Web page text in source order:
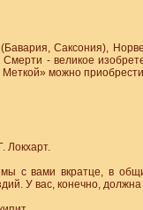
Саксония),
- великое
можно
Локхарт.
с вами вкратце, в
У вас, конечно,